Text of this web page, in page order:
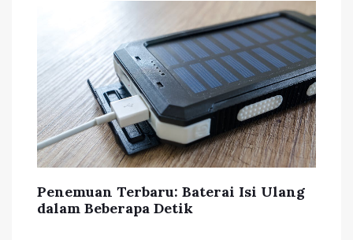
Penemuan Terbaru: Baterai Isi Ulang
dalam Beberapa Detik